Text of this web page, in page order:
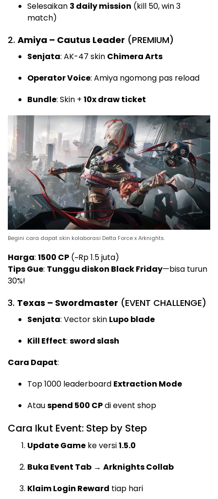
Selesaikan 3 daily mission (kill 50, win 3
match)
2. Amiya – Cautus Leader (PREMIUM)
Senjata: AK-47 skin Chimera Arts
Operator Voice: Amiya ngomong pas reload
Bundle: Skin + 10x draw ticket
Begini cara dapat skin kolaborasi Delta Force x Arknights.
Harga: 1500 CP (~Rp 1.5 juta)
Tips Gue: Tunggu diskon Black Friday—bisa turun
30%!
3. Texas – Swordmaster (EVENT CHALLENGE)
Senjata: Vector skin Lupo blade
Kill Effect: sword slash
Cara Dapat:
Top 1000 leaderboard Extraction Mode
Atauspend 500 CPdi event shop
Cara Ikut Event: Step by Step
Update Game ke versi1.5.0
Buka Event Tab → Arknights Collab
Klaim Login Reward tiap hari